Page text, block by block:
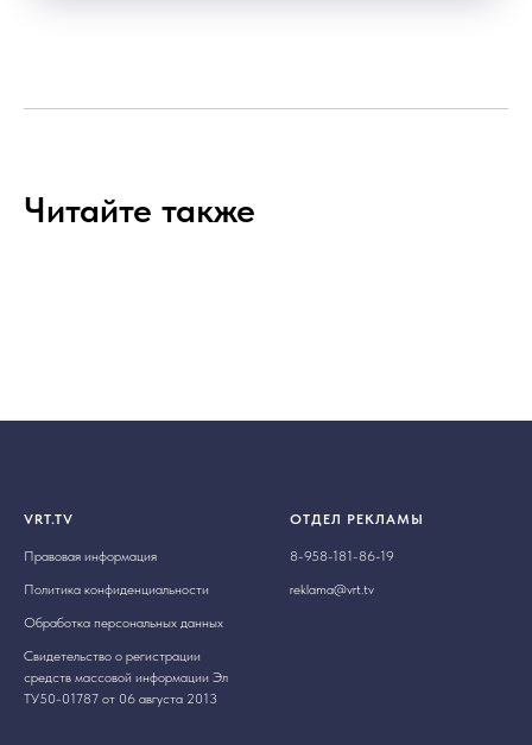
Читайте также
VRT.TV
Правовая информация
Политика конфиденциальности
Обработка персональных данных
Свидетельство о регистрации
средств массовой информации Эл
ТУ50-01787 от 06 августа 2013
ОТДЕЛ РЕКЛАМЫ
8-958-181-86-19
reklama@vrt.tv